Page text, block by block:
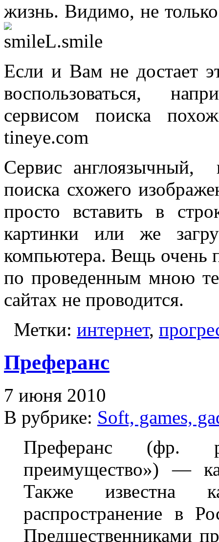
жизнь. Видимо, не
Если и Вам не достает
воспользоваться,
сервисом поиска
tineye.com
Сервис
поиска схожего
просто вставить в
картинки или же
компьютера. Вещь очень
по проведенным мною
сайтах не проводится.
Метки: интернет,
Преферанс
7 июня 2010
В рубрике: Soft, games,
Преферанс (фр.
преимущество») —
Также известна
распространение в
Предшественниками